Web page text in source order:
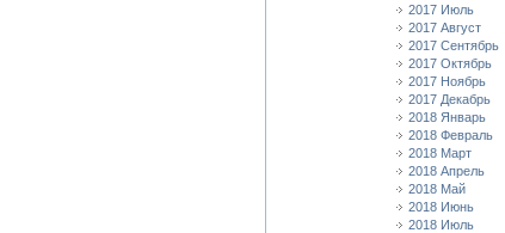
2017 Июль
2017 Август
2017 Сентябрь
2017 Октябрь
2017 Ноябрь
2017 Декабрь
2018 Январь
2018 Февраль
2018 Март
2018 Апрель
2018 Май
2018 Июнь
2018 Июль